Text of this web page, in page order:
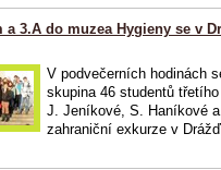
a 3.A do muzea Hygieny se v
V podvečerních hodinách
skupina 46 studentů
J. Jeníkové, S. Haníkové
zahraniční exkurze v